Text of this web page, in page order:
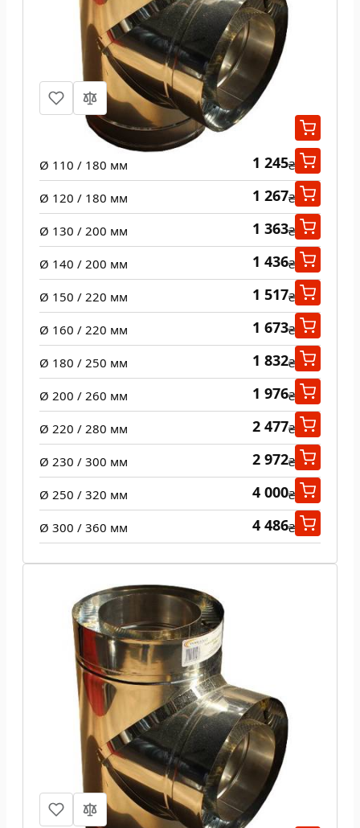
Тройник 87 град н/н 0,8 мм
Ø 100 / 160 мм
Ø 110 / 180 мм 1 245₴
Ø 120 / 180 мм 1 267₴
Ø 130 / 200 мм 1 363₴
Ø 140 / 200 мм 1 436₴
Ø 150 / 220 мм 1 517₴
Ø 160 / 220 мм 1 673₴
Ø 180 / 250 мм 1 832₴
Ø 200 / 260 мм 1 976₴
Ø 220 / 280 мм 2 477₴
Ø 230 / 300 мм 2 972₴
Ø 250 / 320 мм 4 000₴
Ø 300 / 360 мм 4 486₴
Тройник 87 град н/н 1 мм